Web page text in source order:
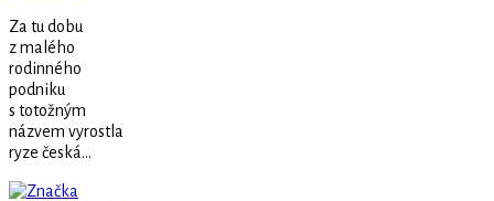
Za tu dobu
z malého
rodinného
podniku
s totožným
názvem vyrostla
ryze česká...